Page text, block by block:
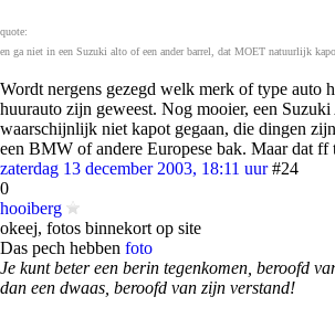
quote:
en ga niet in een Suzuki alto of een ander barrel, dat MOET natuurlijk
Wordt nergens gezegd welk merk of type auto
huurauto zijn geweest. Nog mooier, een
waarschijnlijk niet kapot gegaan, die dingen
een BMW of andere Europese bak. Maar dat ff
zaterdag 13 december 2003, 18:11 uur #24
0
hooiberg
okeej, fotos binnekort op site
Das pech hebben foto
Je kunt beter een berin tegenkomen, beroofd
dan een dwaas, beroofd van zijn verstand!